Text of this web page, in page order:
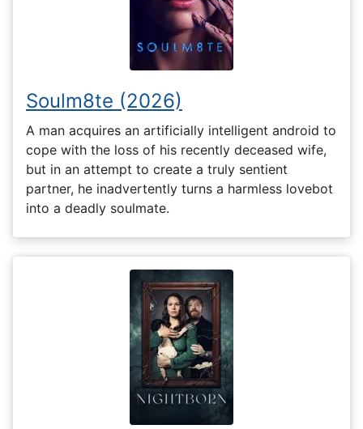
Soulm8te (2026)
A man acquires an artificially intelligent android to
cope with the loss of his recently deceased wife,
but in an attempt to create a truly sentient
partner, he inadvertently turns a harmless lovebot
into a deadly soulmate.